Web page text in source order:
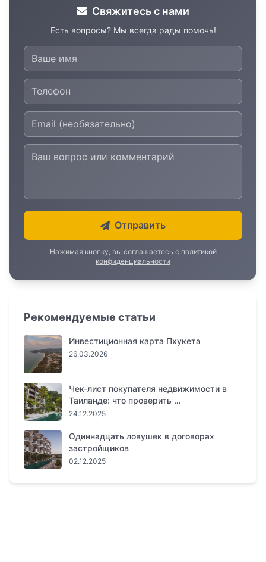
Свяжитесь с нами
Есть вопросы? Мы всегда рады помочь!
Отправить
Нажимая кнопку, вы соглашаетесь с политикой
конфиденциальности
Рекомендуемые статьи
Инвестиционная карта Пхукета
26.03.2026
Чек-лист покупателя недвижимости в
Таиланде: что проверить …
24.12.2025
Одиннадцать ловушек в договорах
застройщиков
02.12.2025